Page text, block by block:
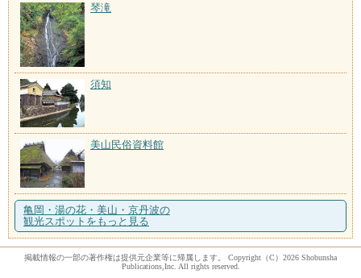
琴滝
須知
美山民俗資料館
亀岡・湯の花・美山・京丹波の
観光スポットをもっと見る
掲載情報の一部の著作権は提供元企業等に帰属します。 Copyright（C）2026 Shobunsha
Publications,Inc. All rights reserved.